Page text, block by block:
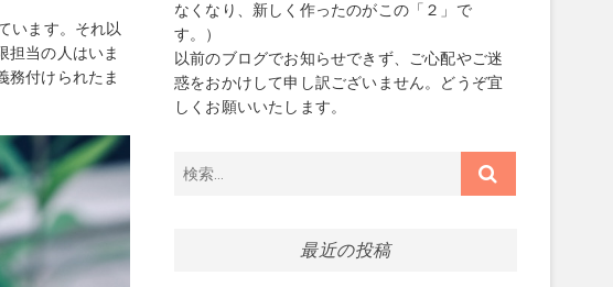
います。それ以
担当の人はいま
務付けられたま
なくなり、新しく作ったのがこの「２」で
す。）
以前のブログでお知らせできず、ご心配やご迷
惑をおかけして申し訳ございません。どうぞ宜
しくお願いいたします。
最近の投稿